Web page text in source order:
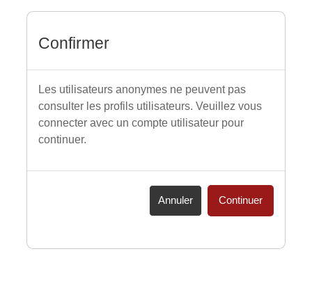
Confirmer
Les utilisateurs anonymes ne peuvent pas
consulter les profils utilisateurs. Veuillez vous
connecter avec un compte utilisateur pour
continuer.
Annuler Continuer